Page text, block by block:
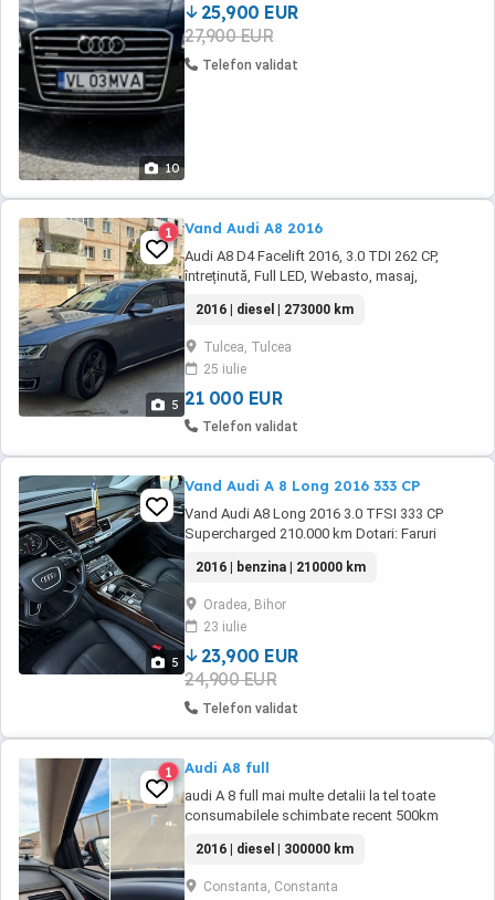
10
... 25,900 EUR
27,900 EUR
Telefon validat
5
1 Vand Audi A8 2016
Audi A8 D4 Facelift 2016, 3.0 TDI 262 CP,
întreținută, Full LED, Webasto, masaj,
normală, nu Long, an fabricație 2016,
motorizare 3.0 TDI, 262 CP, cutie automată, o
mașină foarte confortabilă, elegantă și bine
întreținută. Mașina are 268.000 km reali. Sunt
...
2016 | diesel | 273000 km
Tulcea, Tulcea
25 iulie
21 000 EUR
Telefon validat
5
Vand Audi A 8 Long 2016 333 CP
Vand Audi A8 Long 2016 3.0 TFSI 333 CP
Supercharged 210.000 km Dotari: Faruri
Sistem Audio Bose Scaun sofer si pasager
cu reglaj electric, cu memorie si masaj Usi
Soft Close Portbagaj automat Volan incalzit
Scaune faţă încălzite si ventilate Scaune ...
2016 | benzina | 210000 km
Oradea, Bihor
23 iulie
23,900 EUR
24,900 EUR
Telefon validat
1 Audi A8 full
audi A 8 full mai multe detalii la tel toate
consumabilele schimbate recent 500km
2016 | diesel | 300000 km
Constanta, Constanta